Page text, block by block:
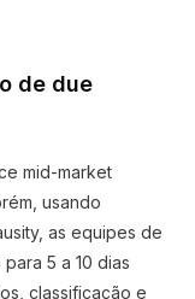
de due
mid-market
usando
as equipes de
5 a 10 dias
classificação e